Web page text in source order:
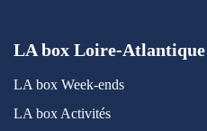
LA box Loire-Atlantique
LA box Week-ends
LA box Activités